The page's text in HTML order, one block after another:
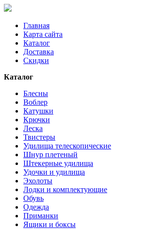
Главная
Карта сайта
Каталог
Доставка
Скидки
Каталог
Блесны
Воблер
Катушки
Крючки
Леска
Твистеры
Удилища телескопические
Шнур плетеный
Штекерные удилища
Удочки и удилища
Эхолоты
Лодки и комплектующие
Обувь
Одежда
Приманки
Ящики и боксы